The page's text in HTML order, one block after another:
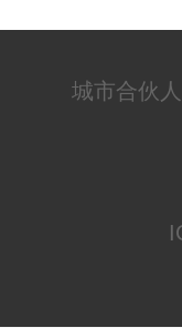
城市合伙人